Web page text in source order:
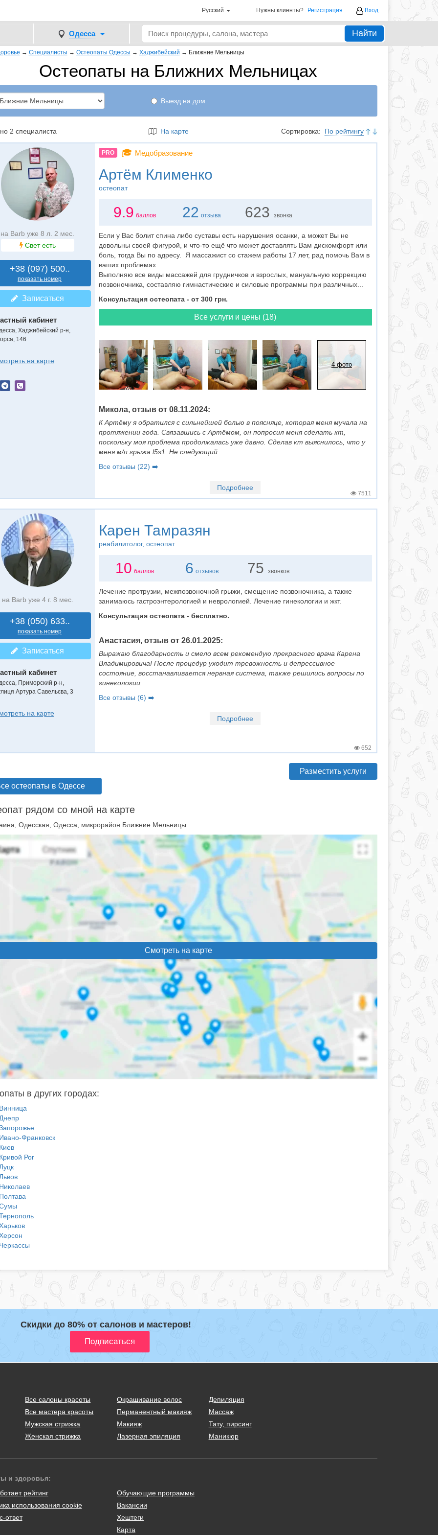
Русский Нужны клиенты? Регистрация Вход
Одесса Найти
→ Специалисты → Остеопаты Одессы → Хаджибейский → Ближние Мельницы
Остеопаты на Ближних Мельницах
Выезд на дом
2 специалиста На карте Сортировка: По рейтингу
на Barb уже 8 л. 2 мес.
Свет есть
+38 (097) 500..
показать номер
Записаться
кабинет
Хаджибейский р-н,
146
на карте
PRO 🎓 Медобразование
Артём Клименко
остеопат
9.9 баллов 22 отзыва 623 звонка
Если у Вас болит спина либо суставы есть нарушения осанки, а может Вы не
довольны своей фигурой, и что-то ещё что может доставлять Вам дискомфорт или
боль, тогда Вы по адресу. Я массажист со стажем работы 17 лет, рад помочь Вам в
ваших проблемах.
Выполняю все виды массажей для грудничков и взрослых, мануальную коррекцию
позвоночника, составляю гимнастические и силовые программы при различных...
Консультация остеопата - от 300 грн.
Все услуги и цены (18)
4 фото
Микола, отзыв от 08.11.2024:
К Артёму я обратился с сильнейшей болью в поясняце, которая меня мучала на
протяжении года. Связавшись с Артёмом, он попросил меня сделать кт,
поскольку моя проблема продолжалась уже давно. Сделав кт выяснилось, что у
меня м/п грыжа l5s1. Не следующий...
Все отзывы (22) ➡️
Подробнее
7511
на Barb уже 4 г. 8 мес.
+38 (050) 633..
показать номер
Записаться
кабинет
Приморский р-н,
Артура Савельєва, 3
на карте
Карен Тамразян
реабилитолог, остеопат
10 баллов 6 отзывов 75звонков
Лечение протрузии, межпозвоночной грыжи, смещение позвоночника, а также
занимаюсь гастроэнтерологией и неврологией. Лечение гинекологии и жкт.
Консультация остеопата - бесплатно.
Анастасия, отзыв от 26.01.2025:
Выражаю благодарность и смело всем рекомендую прекрасного врача Карена
Владимировича! После процедур уходит тревожность и депрессивное
состояние, восстанавливается нервная система, также решились вопросы по
гинекологии.
Все отзывы (6) ➡️
Подробнее
652
остеопаты в Одессе
Разместить услуги
рядом со мной на карте
Одесская, Одесса, микрорайон Ближние Мельницы
Смотреть на карте
в других городах:
Франковск
Рог
Скидки до 80% от салонов и мастеров!
Все салоны красоты
Все мастера красоты
Мужская стрижка
Женская стрижка
Окрашивание волос
Перманентный макияж
Макияж
Лазерная эпиляция
Депиляция
Массаж
Тату, пирсинг
Маникюр
и здоровья:
рейтинг
использования cookie
ответ
Обучающие программы
Вакансии
Хештеги
Карта